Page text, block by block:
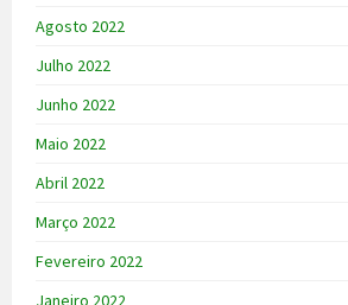
Agosto 2022
Julho 2022
Junho 2022
Maio 2022
Abril 2022
Março 2022
Fevereiro 2022
Janeiro 2022